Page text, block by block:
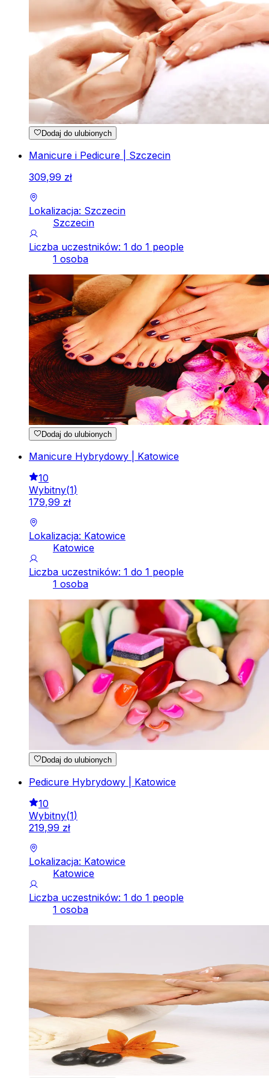
Dodaj do ulubionych
Manicure i Pedicure | Szczecin
309,99 zł
Lokalizacja: Szczecin
Szczecin
Liczba uczestników: 1 do 1 people
1 osoba
Dodaj do ulubionych
Manicure Hybrydowy | Katowice
10
Wybitny(1)
179,99 zł
Lokalizacja: Katowice
Katowice
Liczba uczestników: 1 do 1 people
1 osoba
Dodaj do ulubionych
Pedicure Hybrydowy | Katowice
10
Wybitny(1)
219,99 zł
Lokalizacja: Katowice
Katowice
Liczba uczestników: 1 do 1 people
1 osoba